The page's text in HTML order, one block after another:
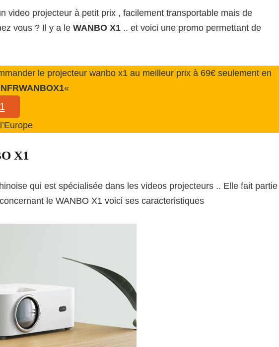
video projecteur à petit prix , facilement transportable mais de
vous ? Il y a le WANBO X1 .. et voici une promo permettant de
le projecteur wanbo x1 au meilleur prix à 69€ seulement en
«
X1
qui est spécialisée dans les videos projecteurs .. Elle fait partie
le WANBO X1 voici ses caracteristiques